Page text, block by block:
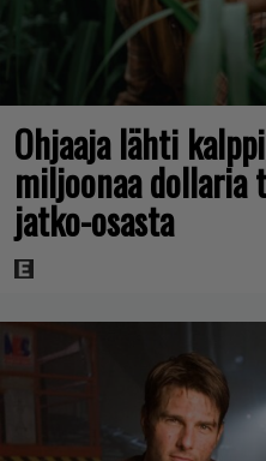
Ohjaaja lähti
miljoonaa dollaria
jatko-osasta